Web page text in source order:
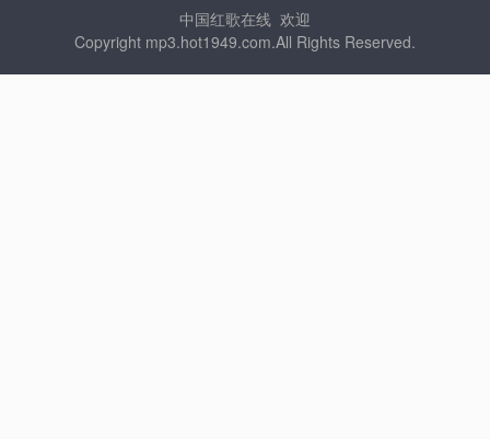
中国红歌在线 欢迎
Copyright mp3.hot1949.com.All Rights Reserved.